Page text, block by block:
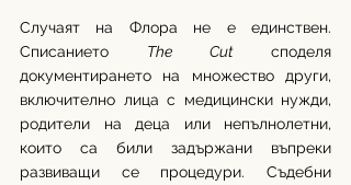
Случаят на Флора не е единствен.
Списанието The Cut споделя
документирането на множество други,
включително лица с медицински нужди,
родители на деца или непълнолетни,
които са били задържани въпреки
развиващи се процедури. Съдебни